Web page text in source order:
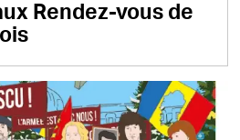
Rendez-vous de